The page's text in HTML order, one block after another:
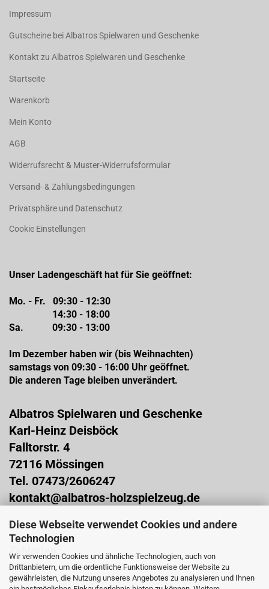
Diese Webseite verwendet Cookies und andere
Technologien
Wir verwenden Cookies und ähnliche Technologien, auch von
Drittanbietern, um die ordentliche Funktionsweise der Website zu
gewährleisten, die Nutzung unseres Angebotes zu analysieren und Ihnen
Impressum
Gutscheine bei Albatros Spielwaren und Geschenke
Kontakt zu Albatros Spielwaren und Geschenke
Startseite
Warenkorb
Mein Konto
AGB
Widerrufsrecht & Muster-Widerrufsformular
Versand- & Zahlungsbedingungen
Privatsphäre und Datenschutz
Cookie Einstellungen
Unser Ladengeschäft hat für Sie geöffnet:
Mo. - Fr. 09:30 - 12:30
14:30 - 18:00
Sa. 09:30 - 13:00
Im Dezember haben wir (bis Weihnachten)
samstags von 09:30 - 16:00 Uhr geöffnet.
Die anderen Tage bleiben unverändert.
Albatros Spielwaren und Geschenke
Karl-Heinz Deisböck
Falltorstr. 4
72116 Mössingen
Tel. 07473/2606247
kontakt@albatros-holzspielzeug.de
ZAHLARTEN
Zahlarten:
Vorkasse
PayPal